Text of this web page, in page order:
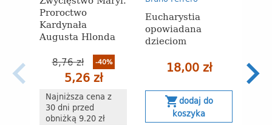
Proroctwo
Kardynała
Augusta Hlonda
8,76 zł -40%
5,26 zł
Najniższa cena z
30 dni przed
obniżką 9.20 zł
Eucharystia
opowiadana
dzieciom
18,00 zł
shopping_cartdodaj do
koszyka